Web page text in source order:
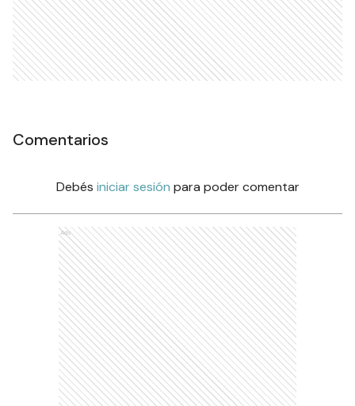
Comentarios
Debés iniciar sesión para poder comentar
Ads